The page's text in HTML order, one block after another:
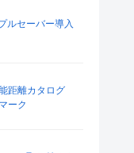
ルセーバー導入
距離カタログ
ーク